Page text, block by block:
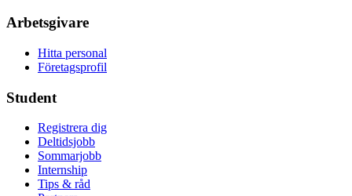
Arbetsgivare
Hitta personal
Företagsprofil
Student
Registrera dig
Deltidsjobb
Sommarjobb
Internship
Tips & råd